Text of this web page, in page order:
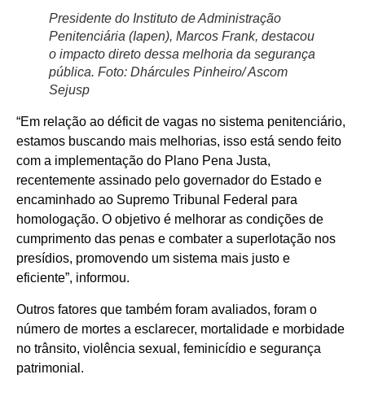
Presidente do Instituto de Administração
Penitenciária (Iapen), Marcos Frank, destacou
o impacto direto dessa melhoria da segurança
pública. Foto: Dhárcules Pinheiro/ Ascom
Sejusp
“Em relação ao déficit de vagas no sistema penitenciário,
estamos buscando mais melhorias, isso está sendo feito
com a implementação do Plano Pena Justa,
recentemente assinado pelo governador do Estado e
encaminhado ao Supremo Tribunal Federal para
homologação. O objetivo é melhorar as condições de
cumprimento das penas e combater a superlotação nos
presídios, promovendo um sistema mais justo e
eficiente”, informou.
Outros fatores que também foram avaliados, foram o
número de mortes a esclarecer, mortalidade e morbidade
no trânsito, violência sexual, feminicídio e segurança
patrimonial.